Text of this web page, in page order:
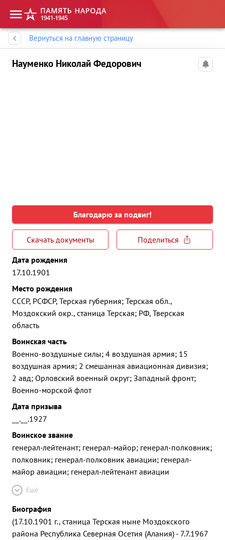
Вернуться на главную страницу
Науменко Николай Федорович
Благодарю за подвиг!
Скачать документы
Поделиться
Дата рождения
17.10.1901
Место рождения
СССР, РСФСР, Терская губерния; Терская обл.,
Моздокский окр., станица Терская; РФ, Тверская
область
Воинская часть
Военно-воздушные силы; 4 воздушная армия; 15
воздушная армия; 2 смешанная авиационная дивизия;
2 авд; Орловский военный округ; Западный фронт;
Военно-морской флот
Дата призыва
__.__.1927
Воинское звание
генерал-лейтенант; генерал-майор; генерал-полковник;
полковник; генерал-полковник авиации; генерал-
майор авиации; генерал-лейтенант авиации
Ещё
Биография
(17.10.1901 г., станица Терская ныне Моздокского
района Республика Северная Осетия (Алания) - 7.7.1967
Память народа